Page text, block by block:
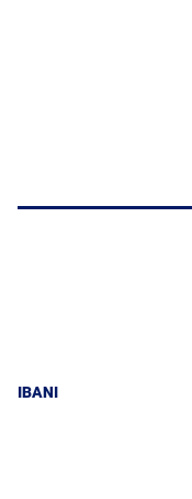
IBANI